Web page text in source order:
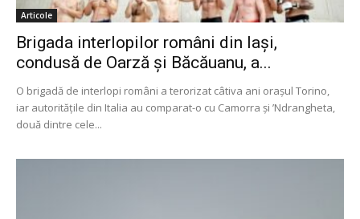
Articole
Brigada interlopilor români din Iași,
condusă de Oarză și Băcăuanu, a...
O brigadă de interlopi români a terorizat câtiva ani orașul Torino,
iar autoritățile din Italia au comparat-o cu Camorra și ’Ndrangheta,
două dintre cele...